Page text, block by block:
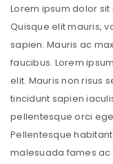
Lorem ipsum dolor
Quisque elit mauris,
sapien. Mauris ac
faucibus. Lorem
elit. Mauris non risus
tincidunt sapien
pellentesque orci
Pellentesque
malesuada fames ac